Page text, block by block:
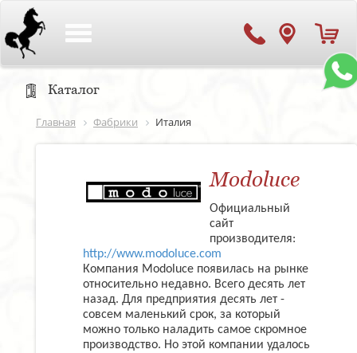
Каталог
Главная Фабрики Италия
Modoluce
Официальный
сайт
производителя:
http://www.modoluce.com
Компания Modoluce появилась на рынке
относительно недавно. Всего десять лет
назад. Для предприятия десять лет -
совсем маленький срок, за который
можно только наладить самое скромное
производство. Но этой компании удалось